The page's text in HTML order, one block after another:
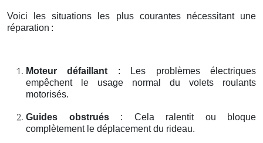
Voici les situations les plus courantes nécessitant une
réparation :
Moteur défaillant: Les problèmes électriques
empêchent le usage normal du volets roulants
motorisés.
Guides obstrués: Cela ralentit ou bloque
complètement le déplacement du rideau.